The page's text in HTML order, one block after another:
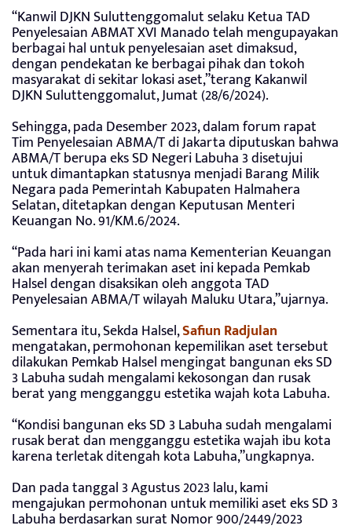
“Kanwil DJKN Suluttenggomalut selaku Ketua TAD
Penyelesaian ABMAT XVI Manado telah mengupayakan
berbagai hal untuk penyelesaian aset dimaksud,
dengan pendekatan ke berbagai pihak dan tokoh
masyarakat di sekitar lokasi aset,”terang Kakanwil
DJKN Suluttenggomalut, Jumat (28/6/2024).
Sehingga, pada Desember 2023, dalam forum rapat
Tim Penyelesaian ABMA/T di Jakarta diputuskan bahwa
ABMA/T berupa eks SD Negeri Labuha 3 disetujui
untuk dimantapkan statusnya menjadi Barang Milik
Negara pada Pemerintah Kabupaten Halmahera
Selatan, ditetapkan dengan Keputusan Menteri
Keuangan No. 91/KM.6/2024.
“Pada hari ini kami atas nama Kementerian Keuangan
akan menyerah terimakan aset ini kepada Pemkab
Halsel dengan disaksikan oleh anggota TAD
Penyelesaian ABMA/T wilayah Maluku Utara,”ujarnya.
Sementara itu, Sekda Halsel,Safiun Radjulan
mengatakan, permohonan kepemilikan aset tersebut
dilakukan Pemkab Halsel mengingat bangunan eks SD
3 Labuha sudah mengalami kekosongan dan rusak
berat yang mengganggu estetika wajah kota Labuha.
“Kondisi bangunan eks SD 3 Labuha sudah mengalami
rusak berat dan mengganggu estetika wajah ibu kota
karena terletak ditengah kota Labuha,”ungkapnya.
Dan pada tanggal 3 Agustus 2023 lalu, kami
mengajukan permohonan untuk memiliki aset eks SD 3
Labuha berdasarkan surat Nomor 900/2449/2023